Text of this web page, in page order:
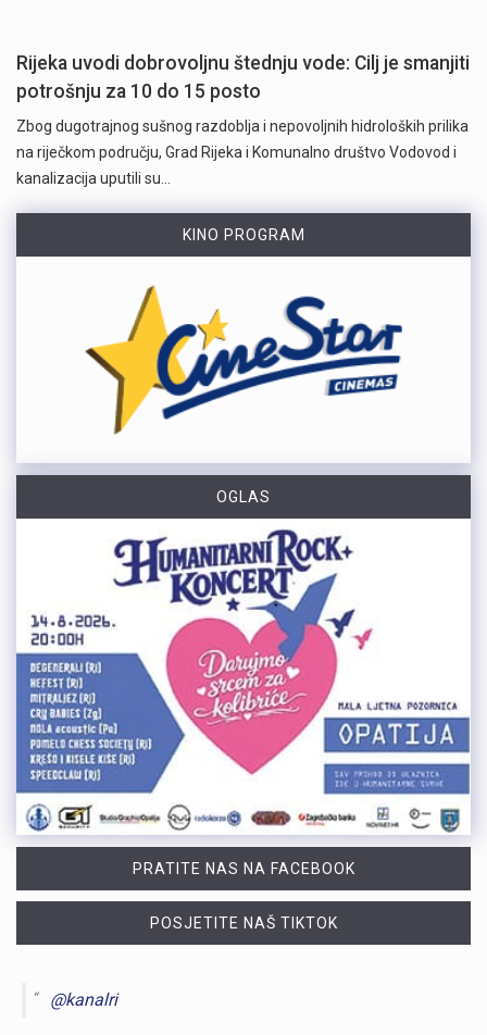
Rijeka uvodi dobrovoljnu štednju vode: Cilj je smanjiti
potrošnju za 10 do 15 posto
Zbog dugotrajnog sušnog razdoblja i nepovoljnih hidroloških prilika
na riječkom području, Grad Rijeka i Komunalno društvo Vodovod i
kanalizacija uputili su…
KINO PROGRAM
OGLAS
PRATITE NAS NA FACEBOOK
POSJETITE NAŠ TIKTOK
@kanalri